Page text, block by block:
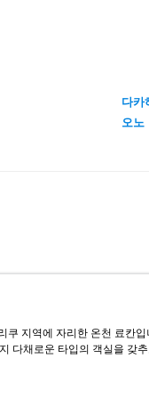
다카
오노
지역에 자리한 온천 료칸
다채로운 타입의 객실을 갖